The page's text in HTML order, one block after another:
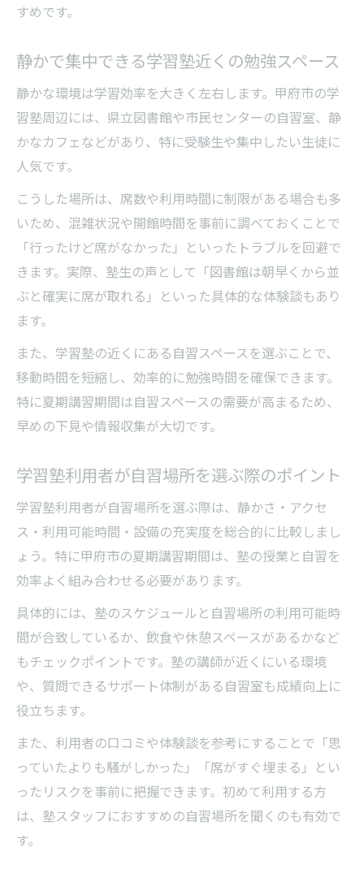
すめです。
静かで集中できる学習塾近くの勉強スペース
静かな環境は学習効率を大きく左右します。甲府市の学
習塾周辺には、県立図書館や市民センターの自習室、静
かなカフェなどがあり、特に受験生や集中したい生徒に
人気です。
こうした場所は、席数や利用時間に制限がある場合も多
いため、混雑状況や開館時間を事前に調べておくことで
「行ったけど席がなかった」といったトラブルを回避で
きます。実際、塾生の声として「図書館は朝早くから並
ぶと確実に席が取れる」といった具体的な体験談もあり
ます。
また、学習塾の近くにある自習スペースを選ぶことで、
移動時間を短縮し、効率的に勉強時間を確保できます。
特に夏期講習期間は自習スペースの需要が高まるため、
早めの下見や情報収集が大切です。
学習塾利用者が自習場所を選ぶ際のポイント
学習塾利用者が自習場所を選ぶ際は、静かさ・アクセ
ス・利用可能時間・設備の充実度を総合的に比較しまし
ょう。特に甲府市の夏期講習期間は、塾の授業と自習を
効率よく組み合わせる必要があります。
具体的には、塾のスケジュールと自習場所の利用可能時
間が合致しているか、飲食や休憩スペースがあるかなど
もチェックポイントです。塾の講師が近くにいる環境
や、質問できるサポート体制がある自習室も成績向上に
役立ちます。
また、利用者の口コミや体験談を参考にすることで「思
っていたよりも騒がしかった」「席がすぐ埋まる」とい
ったリスクを事前に把握できます。初めて利用する方
は、塾スタッフにおすすめの自習場所を聞くのも有効で
す。